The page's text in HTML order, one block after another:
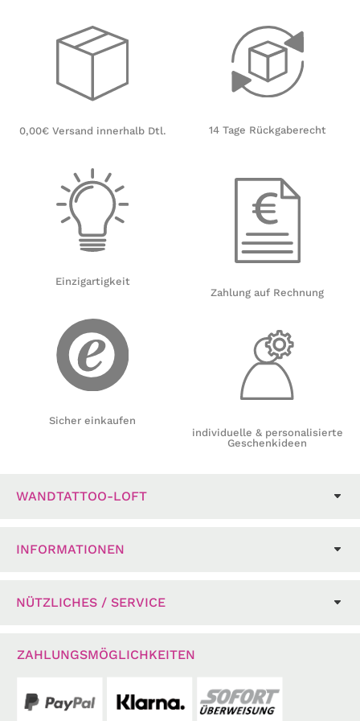
0,00€ Versand innerhalb Dtl.
Einzigartigkeit
Sicher einkaufen
14 Tage Rückgaberecht
Zahlung auf Rechnung
individuelle & personalisierte
Geschenkideen
WANDTATTOO-LOFT
INFORMATIONEN
NÜTZLICHES / SERVICE
ZAHLUNGSMÖGLICHKEITEN